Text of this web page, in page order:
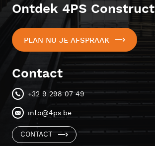
Ontdek 4PS Construct
PLAN NU JE AFSPRAAK
Contact
+32 9 298 07 49
info@4ps.be
CONTACT